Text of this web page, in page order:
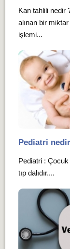
Kan tahlili nedir
alınan bir
işlemi...
Pediatri
Pediatri : Çocuk
tıp dalıdır....